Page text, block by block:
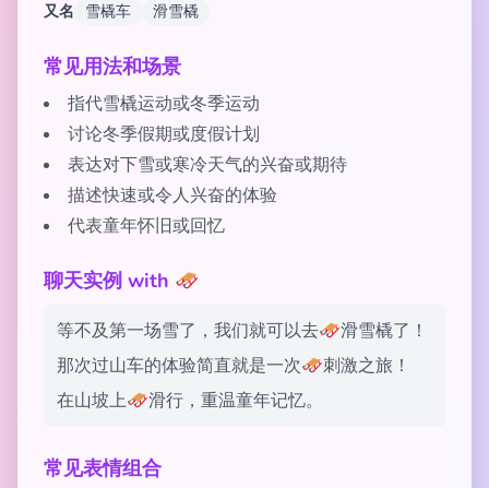
又名 雪橇车 滑雪橇
常见用法和场景
指代雪橇运动或冬季运动
讨论冬季假期或度假计划
表达对下雪或寒冷天气的兴奋或期待
描述快速或令人兴奋的体验
代表童年怀旧或回忆
聊天实例 with 🛷
等不及第一场雪了，我们就可以去🛷滑雪橇了！
那次过山车的体验简直就是一次🛷刺激之旅！
在山坡上🛷滑行，重温童年记忆。
常见表情组合